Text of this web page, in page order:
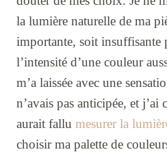
la lumière naturelle de ma
importante, soit insuffisante
l’intensité d’une couleur
m’a laissée avec une
n’avais pas anticipée, et
aurait fallu mesurer la
choisir ma palette de